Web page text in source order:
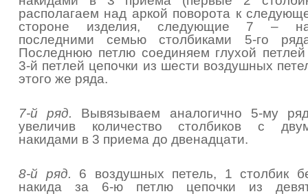
располагаем над аркой поворота к
стороне изделия, следующие 7 –
последними семью столбиками 5-го
Последнюю петлю соединяем глухой
3-й петлей цепочки из шести воздушных
этого же ряда.
7-й ряд.
Вывязываем аналогично 5-му
увеличив количество столбиков с
накидами в 3 приема до двенадцати.
8-й ряд. 6 воздушных петель, 1 столбик
накида за 6-ю петлю цепочки из